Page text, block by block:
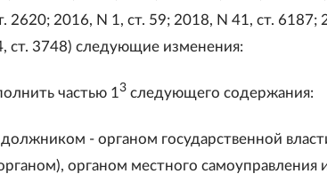
2620; 2016, N 1, ст. 59; 2018, N 41, ст. 6187;
ст. 3748) следующие изменения:
частью 13 следующего содержания:
- органом государственной
органом местного самоуправления